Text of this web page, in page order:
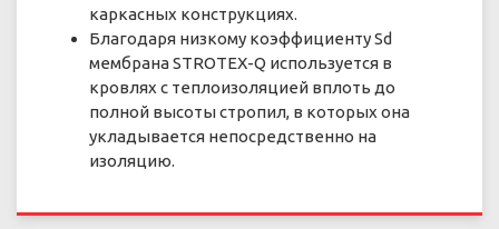
каркасных конструкциях.
Благодаря низкому коэффициенту Sd
мембрана STROTEX-Q используется в
кровлях с теплоизоляцией вплоть до
полной высоты стропил, в которых она
укладывается непосредственно на
изоляцию.